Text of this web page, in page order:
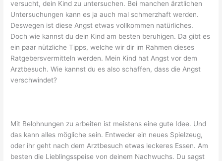
versucht, dein Kind zu untersuchen. Bei manchen ärztlichen
Untersuchungen kann es ja auch mal schmerzhaft werden.
Deswegen ist diese Angst etwas vollkommen natürliches.
Doch wie kannst du dein Kind am besten beruhigen. Da gibt es
ein paar nützliche Tipps, welche wir dir im Rahmen dieses
Ratgebersvermitteln werden. Mein Kind hat Angst vor dem
Arztbesuch. Wie kannst du es also schaffen, dass die Angst
verschwindet?
Mit Belohnungen zu arbeiten ist meistens eine gute Idee. Und
das kann alles mögliche sein. Entweder ein neues Spielzeug,
oder ihr geht nach dem Arztbesuch etwas leckeres Essen. Am
besten die Lieblingsspeise von deinem Nachwuchs. Du sagst